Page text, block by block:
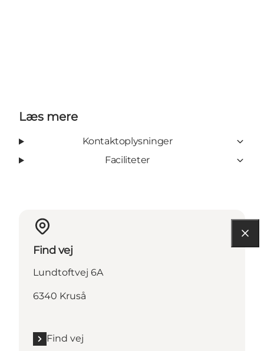
Læs mere
Kontaktoplysninger
Faciliteter
Find vej
Lundtoftvej 6A
6340 Kruså
Find vej